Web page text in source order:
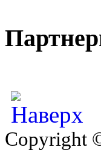
Copyright